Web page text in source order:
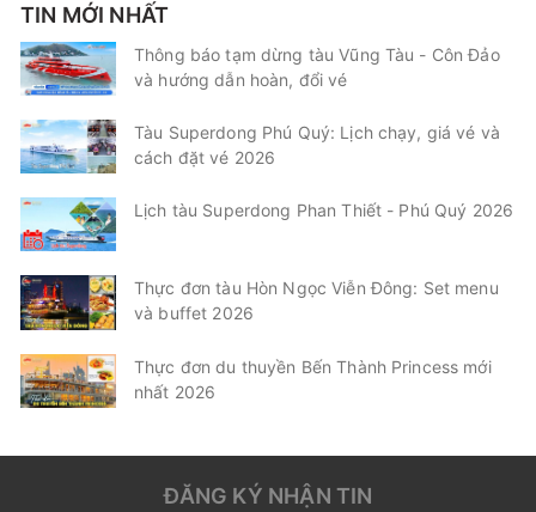
TIN MỚI NHẤT
Thông báo tạm dừng tàu Vũng Tàu - Côn Đảo
và hướng dẫn hoàn, đổi vé
Tàu Superdong Phú Quý: Lịch chạy, giá vé và
cách đặt vé 2026
Lịch tàu Superdong Phan Thiết - Phú Quý 2026
Thực đơn tàu Hòn Ngọc Viễn Đông: Set menu
và buffet 2026
Thực đơn du thuyền Bến Thành Princess mới
nhất 2026
ĐĂNG KÝ NHẬN TIN